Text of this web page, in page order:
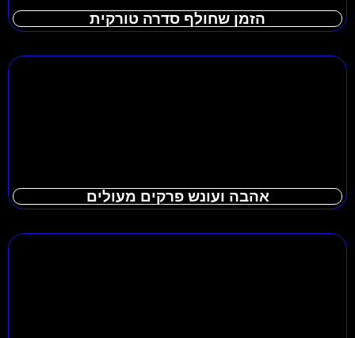
הזמן שחולף סדרה טורקית
אהבה ועונש פרקים מעולים